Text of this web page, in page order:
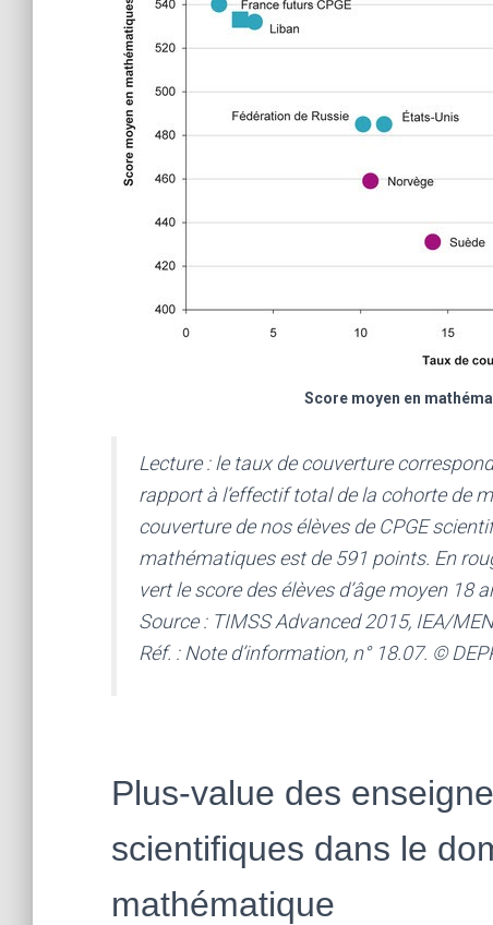
Score moyen en
Lecture : le taux de couverture
rapport à l’effectif total de la cohorte de
couverture de nos élèves de CPGE
mathématiques est de 591 points. En
vert le score des élèves d’âge moyen 18
Source : TIMSS Advanced 2015, IEA/
Réf. : Note d’information, n° 18.07. ©
Plus-value des
scientifiques dans le
mathématique